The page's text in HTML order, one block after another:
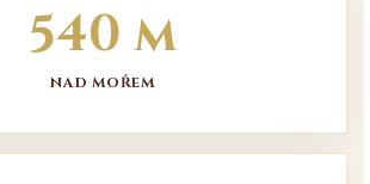
540 m
NAD MOŘEM